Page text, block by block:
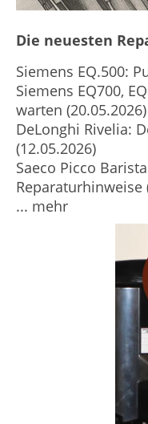
Die neuesten
Siemens EQ.500:
Siemens EQ700,
warten (20.05.2026)
DeLonghi Rivelia:
(12.05.2026)
Saeco Picco
Reparaturhinweise
... mehr